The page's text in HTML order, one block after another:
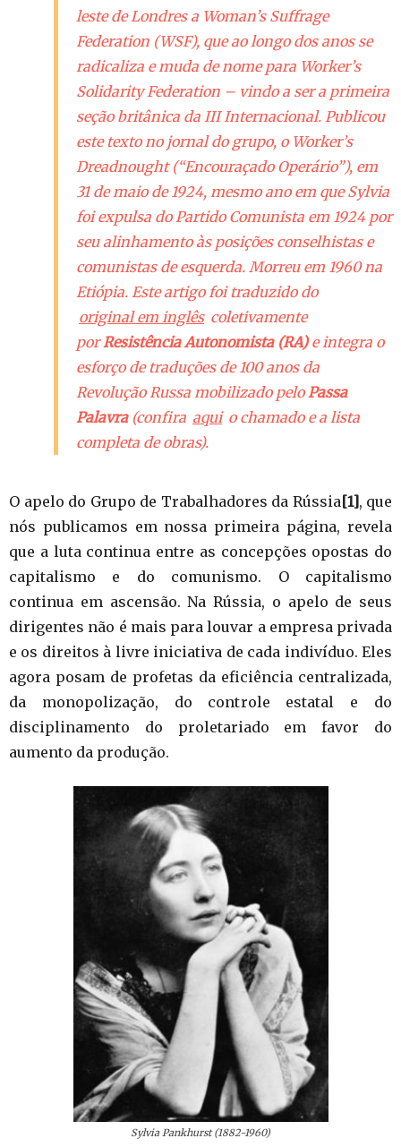
leste de Londres a Woman’s Suffrage
Federation (WSF), que ao longo dos anos se
radicaliza e muda de nome para Worker’s
Solidarity Federation – vindo a ser a primeira
seção britânica da III Internacional. Publicou
este texto no jornal do grupo, o Worker’s
Dreadnought (“Encouraçado Operário”), em
31 de maio de 1924, mesmo ano em que Sylvia
foi expulsa do Partido Comunista em 1924 por
seu alinhamento às posições conselhistas e
comunistas de esquerda. Morreu em 1960 na
Etiópia. Este artigo foi traduzido do
original em inglês coletivamente
porResistência Autonomista (RA)e integra o
esforço de traduções de 100 anos da
Revolução Russa mobilizado pelo Passa
Palavra(confira aqui o chamado e a lista
completa de obras).
O apelo do Grupo de Trabalhadores da Rússia[1], que
nós publicamos em nossa primeira página, revela
que a luta continua entre as concepções opostas do
capitalismo e do comunismo. O capitalismo
continua em ascensão. Na Rússia, o apelo de seus
dirigentes não é mais para louvar a empresa privada
e os direitos à livre iniciativa de cada indivíduo. Eles
agora posam de profetas da eficiência centralizada,
da monopolização, do controle estatal e do
disciplinamento do proletariado em favor do
aumento da produção.
Sylvia Pankhurst (1882-1960)